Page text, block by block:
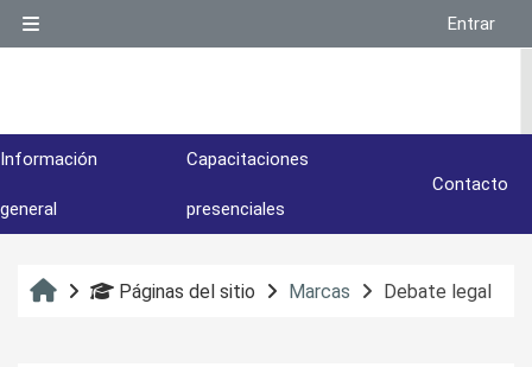
Entrar
Información
general
Capacitaciones
presenciales
Contacto
InicioPáginas del sitio Marcas Debate legal